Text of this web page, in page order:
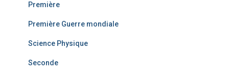
Première
Première Guerre mondiale
Science Physique
Seconde